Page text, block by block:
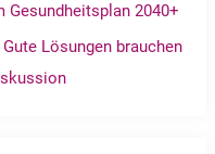
Gesundheitsplan 2040+
Lösungen brauchen